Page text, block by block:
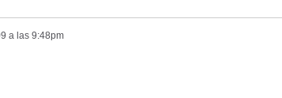
a las 9:48pm